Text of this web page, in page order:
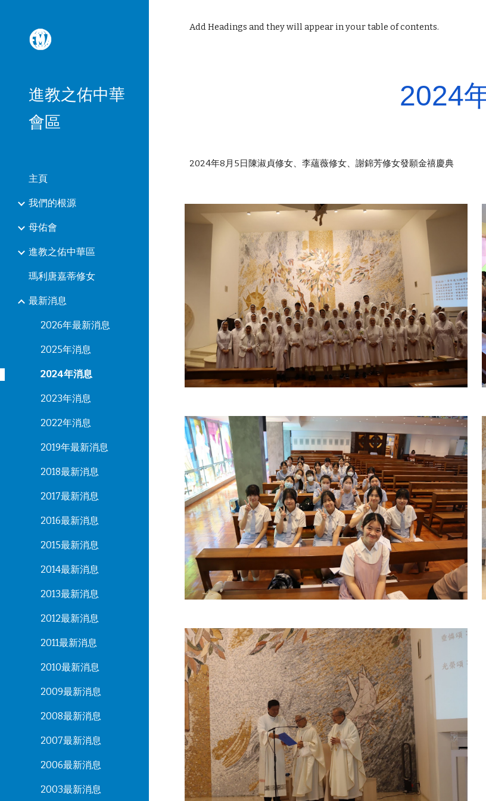
Skip to main content
進教之佑中華
會區
主頁
我們的根源
母佑會
進教之佑中華區
瑪利唐嘉蒂修女
最新消息
2026年最新消息
2025年消息
2024年消息
2023年消息
2022年消息
2019年最新消息
2018最新消息
2017最新消息
2016最新消息
2015最新消息
2014最新消息
2013最新消息
2012最新消息
2011最新消息
2010最新消息
2009最新消息
2008最新消息
2007最新消息
2006最新消息
2003最新消息
Add Headings and they will appear in your table of contents.
2024
2024年8月5日陳淑貞修女、李蘊薇修女、謝錦芳修女發願金禧慶典